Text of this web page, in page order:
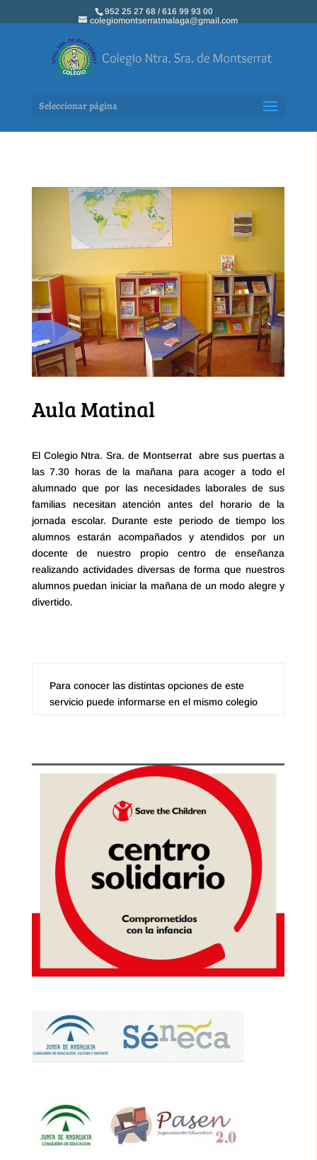
952 25 27 68 / 616 99 93 00
colegiomontserratmalaga@gmail.com
Seleccionar página
Aula Matinal
El Colegio Ntra. Sra. de Montserrat abre sus puertas a
las 7.30 horas de la mañana para acoger a todo el
alumnado que por las necesidades laborales de sus
familias necesitan atención antes del horario de la
jornada escolar. Durante este periodo de tiempo los
alumnos estarán acompañados y atendidos por un
docente de nuestro propio centro de enseñanza
realizando actividades diversas de forma que nuestros
alumnos puedan iniciar la mañana de un modo alegre y
divertido.
Para conocer las distintas opciones de este
servicio puede informarse en el mismo colegio